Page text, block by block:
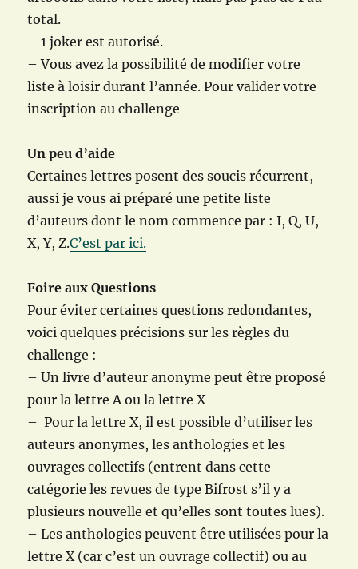
total.
– 1 joker est autorisé.
– Vous avez la possibilité de modifier votre
liste à loisir durant l’année. Pour valider votre
inscription au challenge
Un peu d’aide
Certaines lettres posent des soucis récurrent,
aussi je vous ai préparé une petite liste
d’auteurs dont le nom commence par : I, Q, U,
X, Y, Z.C’est par ici.
Foire aux Questions
Pour éviter certaines questions redondantes,
voici quelques précisions sur les règles du
challenge :
– Un livre d’auteur anonyme peut être proposé
pour la lettre A ou la lettre X
– Pour la lettre X, il est possible d’utiliser les
auteurs anonymes, les anthologies et les
ouvrages collectifs (entrent dans cette
catégorie les revues de type Bifrost s’il y a
plusieurs nouvelle et qu’elles sont toutes lues).
– Les anthologies peuvent être utilisées pour la
lettre X (car c’est un ouvrage collectif) ou au